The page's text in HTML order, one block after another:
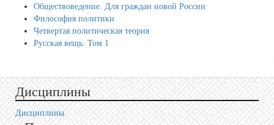
Обществоведение. Для граждан новой России
Философия политики
Четвертая политическая теория
Русская вещь. Том 1
Дисциплины
Дисциплины